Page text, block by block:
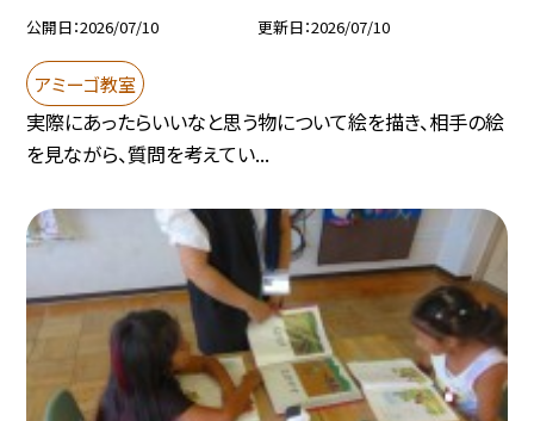
公開日 2026/07/10 更新日 2026/07/10
アミーゴ教室
実際にあったらいいなと思う物について絵を描き、相手の絵
を見ながら、質問を考えてい...